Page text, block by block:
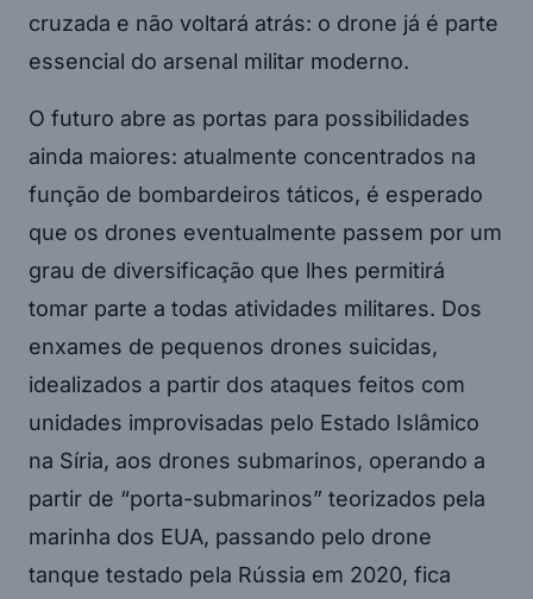
cruzada e não voltará atrás: o drone já é parte
essencial do arsenal militar moderno.
O futuro abre as portas para possibilidades
ainda maiores: atualmente concentrados na
função de bombardeiros táticos, é esperado
que os drones eventualmente passem por um
grau de diversificação que lhes permitirá
tomar parte a todas atividades militares. Dos
enxames de pequenos drones suicidas,
idealizados a partir dos ataques feitos com
unidades improvisadas pelo Estado Islâmico
na Síria, aos drones submarinos, operando a
partir de “porta-submarinos” teorizados pela
marinha dos EUA, passando pelo drone
tanque testado pela Rússia em 2020, fica